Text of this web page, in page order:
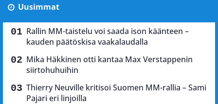
Uusimmat
Rallin MM-taistelu voi saada ison käänteen –
kauden päätöskisa vaakalaudalla
Mika Häkkinen otti kantaa Max Verstappenin
siirtohuhuihin
Thierry Neuville kritisoi Suomen MM-rallia – Sami
Pajari eri linjoilla